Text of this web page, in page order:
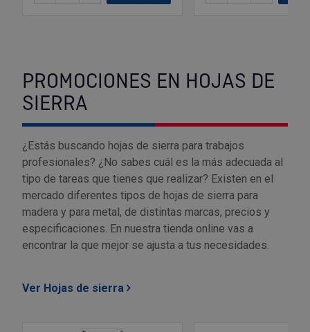
PROMOCIONES EN HOJAS DE
SIERRA
¿Estás buscando hojas de sierra para trabajos
profesionales? ¿No sabes cuál es la más adecuada al
tipo de tareas que tienes que realizar? Existen en el
mercado diferentes tipos de hojas de sierra para
madera y para metal, de distintas marcas, precios y
especificaciones. En nuestra tienda online vas a
encontrar la que mejor se ajusta a tus necesidades.
Ver Hojas de sierra
Tijeras
Outlet Mobiliario y almacenaje
Outlet Muelles y mangos
Outlet Pinturas, barnices, recubrimientos
Outlet Protección y vestuario
Outlet Ruedas